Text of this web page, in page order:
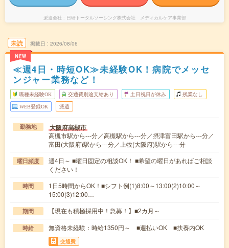
派遣会社 日研トータルソーシング株式会社 メディカルケア事業部
未読
NEW
掲載日 2026/08/06
≪週4日・時短OK≫未経験OK！病院でメッセ
ンジャー業務など！
職種未経験OK 交通費別途支給あり 土日祝日が休み 残業なし
WEB登録OK 派遣
勤務地 大阪府高槻市
高槻市駅から---分／高槻駅から---分／摂津富田駅から---分／
富田(大阪府)駅から---分／上牧(大阪府)駅から---分
曜日頻度
週4日～ ■曜日固定の相談OK！ ■希望の曜日があればご相談
ください！
時間
1日5時間からOK！■シフト例(1)8:00～13:00(2)10:00～
15:00(3)12:00…
期間 【現在も積極採用中！急募！】■2カ月～
時給 無資格未経験：時給1350円～ ■週払いOK ■扶養内OK
交通費